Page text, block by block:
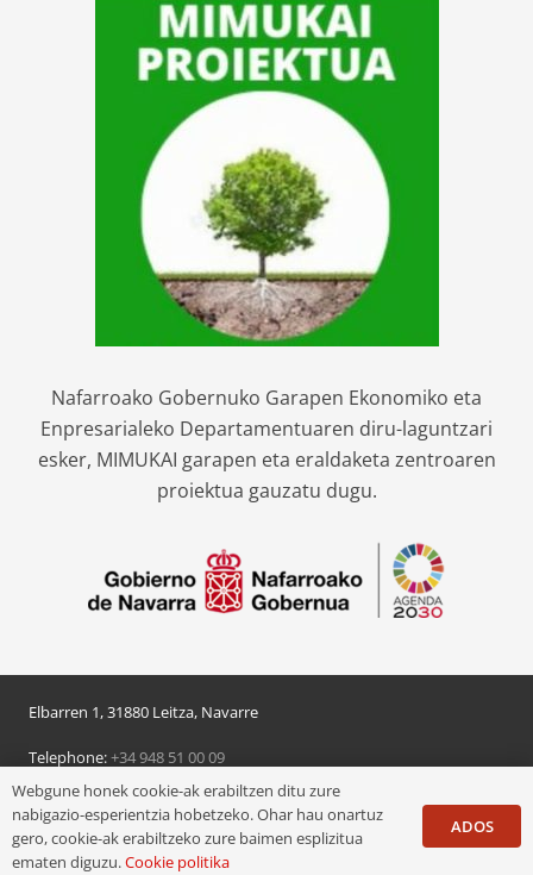
Nafarroako Gobernuko Garapen Ekonomiko eta
Enpresarialeko Departamentuaren diru-laguntzari
esker, MIMUKAI garapen eta eraldaketa zentroaren
proiektua gauzatu dugu.
Elbarren 1, 31880 Leitza, Navarre
Telephone:+34 948 51 00 09
© 2024 Leitzako udala
Pribatutasun politika/Lege oharra/Cookie politika
Webgune honek cookie-ak erabiltzen ditu zure
nabigazio-esperientzia hobetzeko. Ohar hau onartuz
gero, cookie-ak erabiltzeko zure baimen esplizitua
ematen diguzu.Cookie politika
ADOS